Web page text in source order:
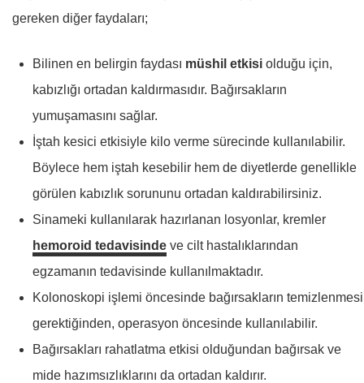
gereken diğer faydaları;
Bilinen en belirgin faydası müshil etkisi olduğu için,
kabızlığı ortadan kaldırmasıdır. Bağırsakların
yumuşamasını sağlar.
İştah kesici etkisiyle kilo verme sürecinde kullanılabilir.
Böylece hem iştah kesebilir hem de diyetlerde genellikle
görülen kabızlık sorununu ortadan kaldırabilirsiniz.
Sinameki kullanılarak hazırlanan losyonlar, kremler
hemoroid tedavisinde ve cilt hastalıklarından
egzamanın tedavisinde kullanılmaktadır.
Kolonoskopi işlemi öncesinde bağırsakların temizlenmesi
gerektiğinden, operasyon öncesinde kullanılabilir.
Bağırsakları rahatlatma etkisi olduğundan bağırsak ve
mide hazımsızlıklarını da ortadan kaldırır.